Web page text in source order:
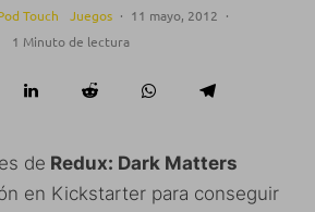
Touch Juegos · 11 mayo, 2012 ·
1 Minuto de lectura
de Redux: Dark Matters
en Kickstarter para conseguir